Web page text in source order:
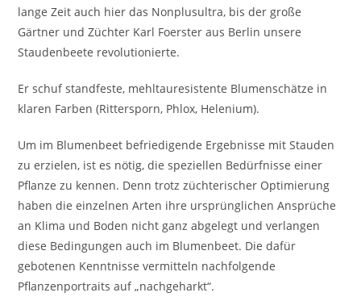
lange Zeit auch hier das Nonplusultra, bis der große
Gärtner und Züchter Karl Foerster aus Berlin unsere
Staudenbeete revolutionierte.
Er schuf standfeste, mehltauresistente Blumenschätze in
klaren Farben (Rittersporn, Phlox, Helenium).
Um im Blumenbeet befriedigende Ergebnisse mit Stauden
zu erzielen, ist es nötig, die speziellen Bedürfnisse einer
Pflanze zu kennen. Denn trotz züchterischer Optimierung
haben die einzelnen Arten ihre ursprünglichen Ansprüche
an Klima und Boden nicht ganz abgelegt und verlangen
diese Bedingungen auch im Blumenbeet. Die dafür
gebotenen Kenntnisse vermitteln nachfolgende
Pflanzenportraits auf „nachgeharkt“.